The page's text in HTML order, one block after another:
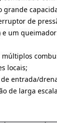
de
um
locais;
entrada/
de larga